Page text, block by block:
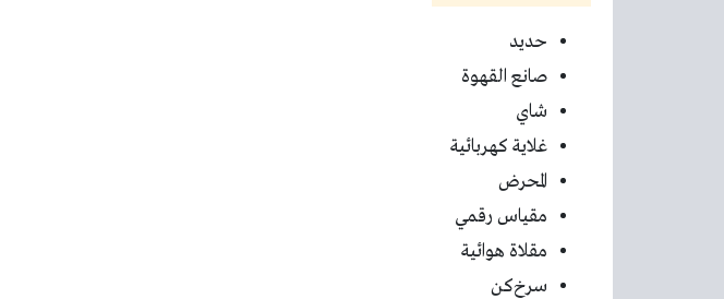
حديد
صانع القهوة
شاي
غلاية كهربائية
المحرض
مقياس رقمي
مقلاة هوائية
سرخ‌کن